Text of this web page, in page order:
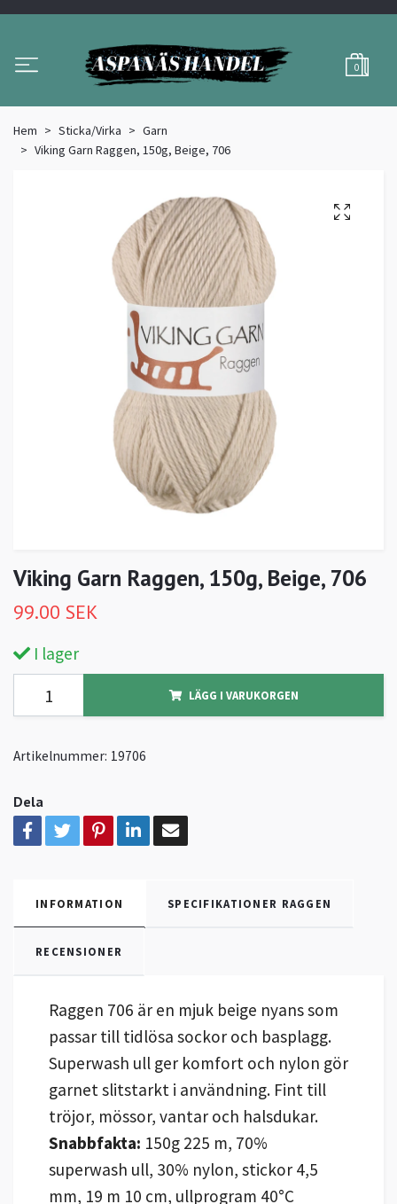
0
Hem Sticka/Virka
Garn
Viking Garn Raggen, 150g, Beige, 706
Viking Garn Raggen, 150g, Beige, 706
99.00 SEK
I lager
LÄGG I VARUKORGEN
Artikelnummer: 19706
Dela
INFORMATION SPECIFIKATIONER RAGGEN
RECENSIONER
Raggen 706 är en mjuk beige nyans som
passar till tidlösa sockor och basplagg.
Superwash ull ger komfort och nylon gör
garnet slitstarkt i användning. Fint till
tröjor, mössor, vantar och halsdukar.
Snabbfakta: 150g 225 m, 70%
superwash ull, 30% nylon, stickor 4,5
mm, 19 m 10 cm, ullprogram 40°C